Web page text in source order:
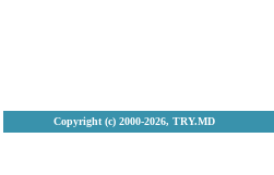
Copyright (с) 2000-2026, TRY.MD